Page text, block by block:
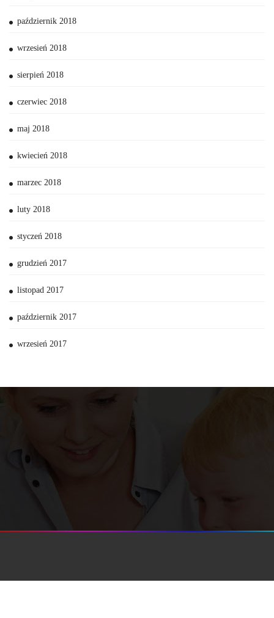
październik 2018
wrzesień 2018
sierpień 2018
czerwiec 2018
maj 2018
kwiecień 2018
marzec 2018
luty 2018
styczeń 2018
grudzień 2017
listopad 2017
październik 2017
wrzesień 2017